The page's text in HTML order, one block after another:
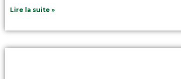
Lire la suite »